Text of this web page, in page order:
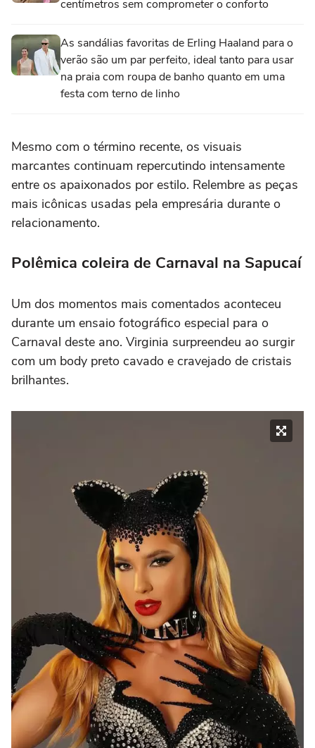
centímetros sem comprometer o conforto
As sandálias favoritas de Erling Haaland para o
verão são um par perfeito, ideal tanto para usar
na praia com roupa de banho quanto em uma
festa com terno de linho
Mesmo com o término recente, os visuais
marcantes continuam repercutindo intensamente
entre os apaixonados por estilo. Relembre as peças
mais icônicas usadas pela empresária durante o
relacionamento.
Polêmica coleira de Carnaval na Sapucaí
Um dos momentos mais comentados aconteceu
durante um ensaio fotográfico especial para o
Carnaval deste ano. Virginia surpreendeu ao surgir
com um body preto cavado e cravejado de cristais
brilhantes.